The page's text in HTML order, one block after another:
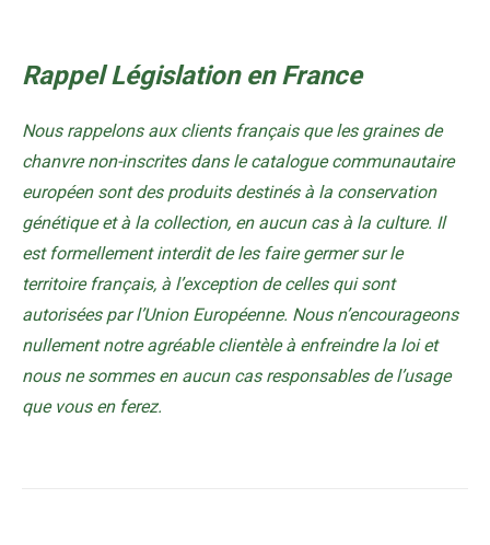
Rappel Législation en France
Nous rappelons aux clients français que les graines de
chanvre non-inscrites dans le catalogue communautaire
européen sont des produits destinés à la conservation
génétique et à la collection, en aucun cas à la culture. Il
est formellement interdit de les faire germer sur le
territoire français, à l’exception de celles qui sont
autorisées par l’Union Européenne. Nous n’encourageons
nullement notre agréable clientèle à enfreindre la loi et
nous ne sommes en aucun cas responsables de l’usage
que vous en ferez.